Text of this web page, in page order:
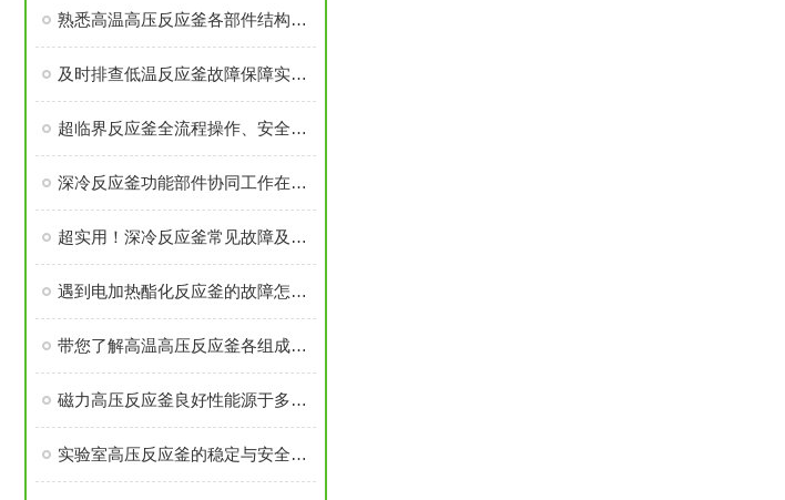
熟悉高温高压反应釜各部件结构与作用保障实验过程安全稳定
及时排查低温反应釜故障保障实验与生产工序稳定开展
超临界反应釜全流程操作、安全管控与日常维护要求
深冷反应釜功能部件协同工作在低温度下维持反应体系的稳定性
超实用！深冷反应釜常见故障及解决办法大汇总
遇到电加热酯化反应釜的故障怎么办
带您了解高温高压反应釜各组成部件的功能特点
磁力高压反应釜良好性能源于多个高可靠性功能模块的精密集成
实验室高压反应釜的稳定与安全源于多个核心部件的科学设计